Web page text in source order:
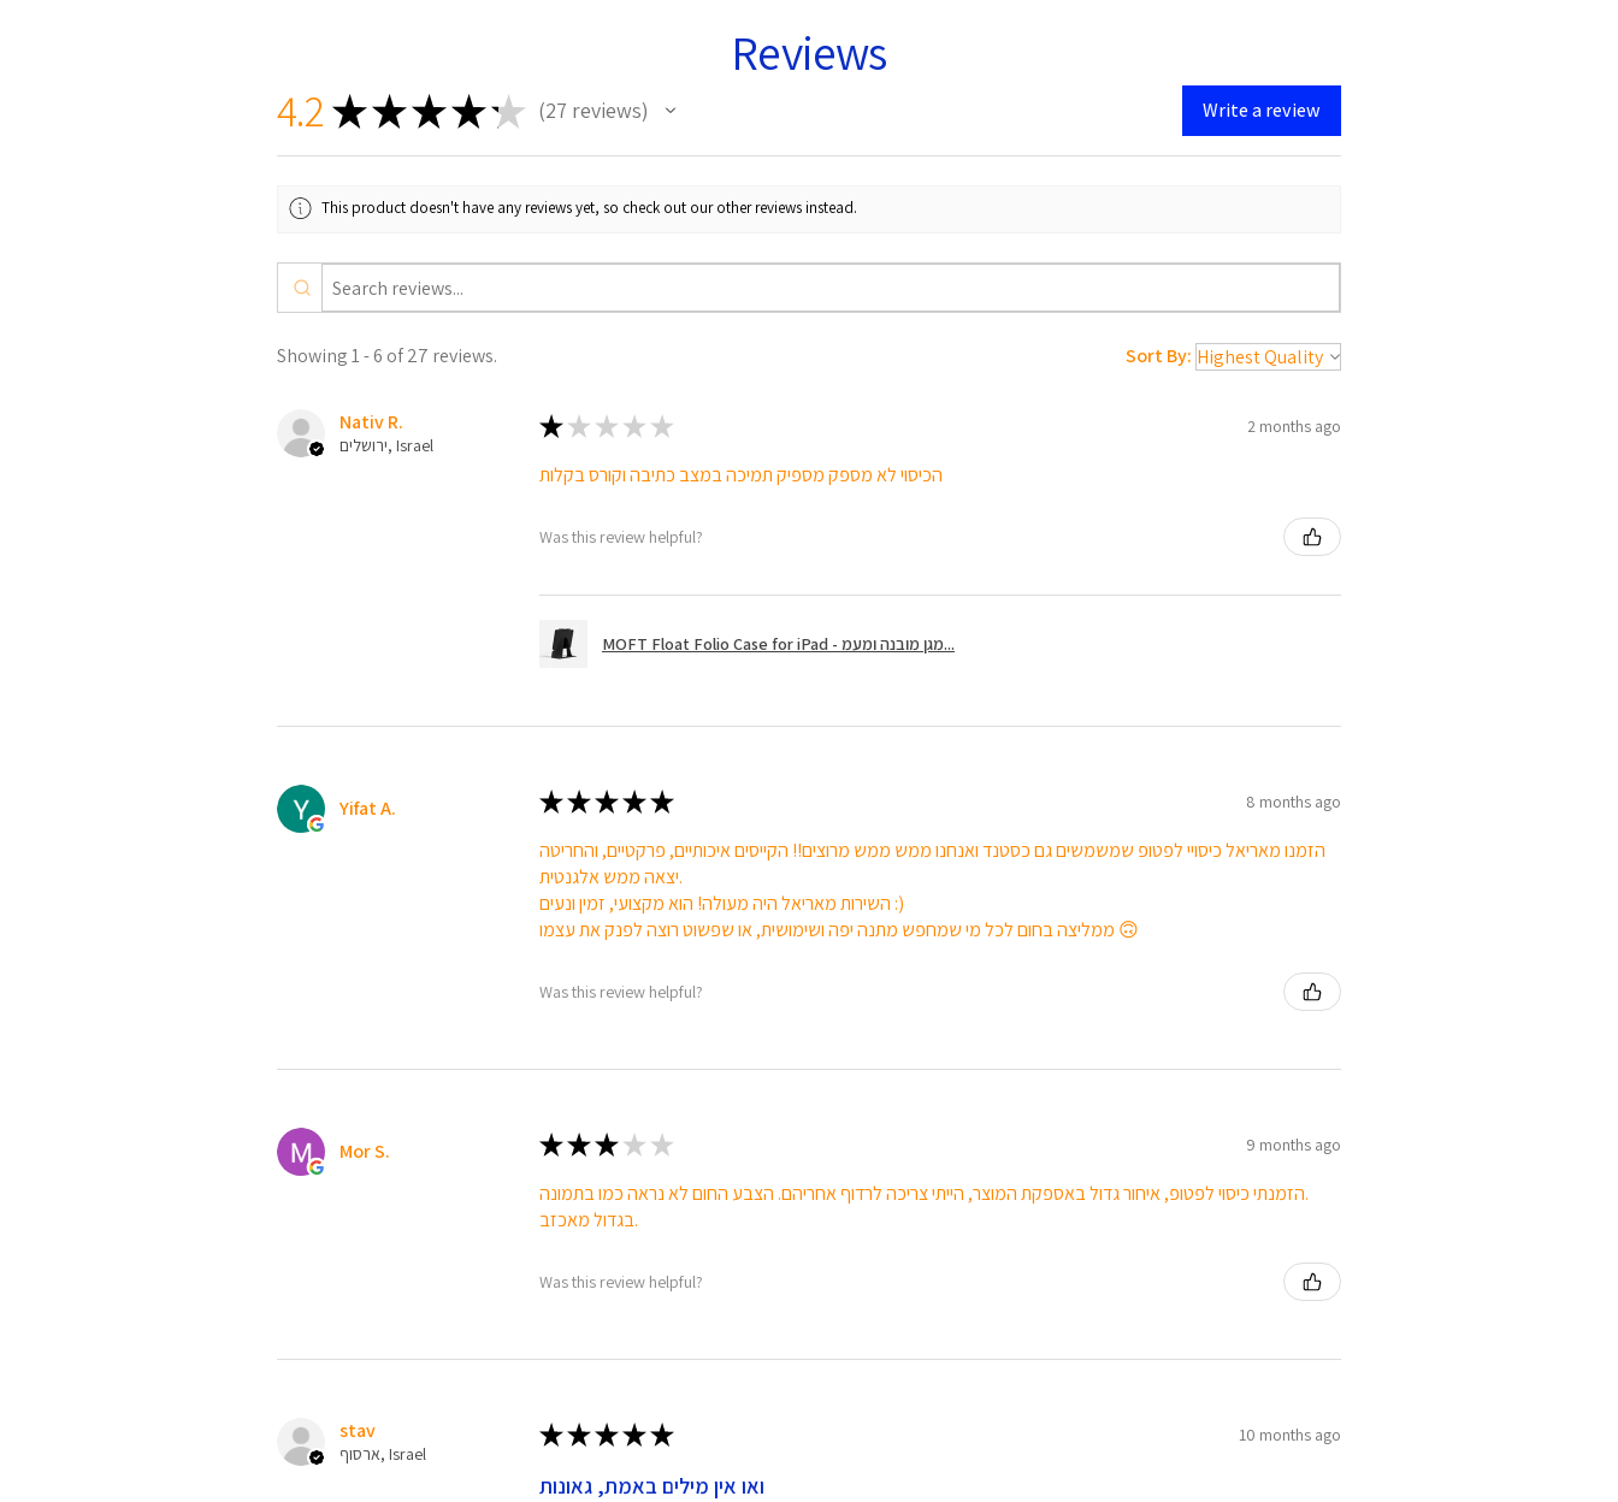
Reviews
4.2 ★★★★★ 27 reviews
27 Write a review
This product doesn't have any reviews yet, so check out our other reviews instead.
Showing 1 - 6 of 27 reviews. Sort By:
Nativ R.
ירושלים, Israel
★ ★ ★ ★ ★ 2 months ago
הכיסוי לא מספק מספיק תמיכה במצב כתיבה וקורס בקלות
Was this review helpful?
MOFT Float Folio Case for iPad - מגן מובנה ומעמ...
Yifat A. ★★★★★ 8 months ago
הזמנו מאריאל כיסויי לפטופ שמשמשים גם כסטנד ואנחנו ממש ממש מרוצים!! הקייסים איכותיים, פרקטיים, והחריטה
יצאה ממש אלגנטית.
השירות מאריאל היה מעולה! הוא מקצועי, זמין ונעים :)
ממליצה בחום לכל מי שמחפש מתנה יפה ושימושית, או שפשוט רוצה לפנק את עצמו 🙃
Was this review helpful?
Mor S. ★★★ ★ ★ 9 months ago
הזמנתי כיסוי לפטופ, איחור גדול באספקת המוצר, הייתי צריכה לרדוף אחריהם. הצבע החום לא נראה כמו בתמונה.
בגדול מאכזב.
Was this review helpful?
stav
ארסוף, Israel
★★★★★ 10 months ago
ואו אין מילים באמת, גאונות